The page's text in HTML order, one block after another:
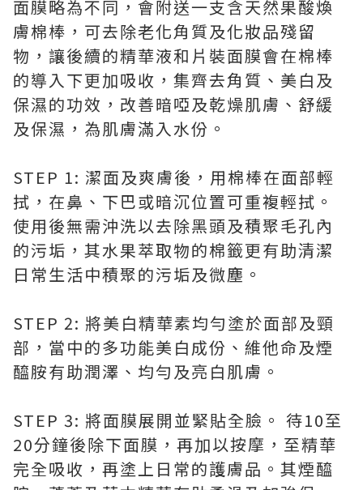
面膜略為不同，會附送一支含天然果酸煥
膚棉棒，可去除老化角質及化妝品殘留
物，讓後續的精華液和片裝面膜會在棉棒
的導入下更加吸收，集齊去角質、美白及
保濕的功效，改善暗啞及乾燥肌膚、舒緩
及保濕，為肌膚滿入水份。
STEP 1: 潔面及爽膚後，用棉棒在面部輕
拭，在鼻、下巴或暗沉位置可重複輕拭。
使用後無需沖洗以去除黑頭及積聚毛孔內
的污垢，其水果萃取物的棉籤更有助清潔
日常生活中積聚的污垢及微塵。
STEP 2: 將美白精華素均勻塗於面部及頸
部，當中的多功能美白成份、維他命及煙
醯胺有助潤澤、均勻及亮白肌膚。
STEP 3: 將面膜展開並緊貼全臉。 待10至
20分鐘後除下面膜，再加以按摩，至精華
完全吸收，再塗上日常的護膚品。其煙醯